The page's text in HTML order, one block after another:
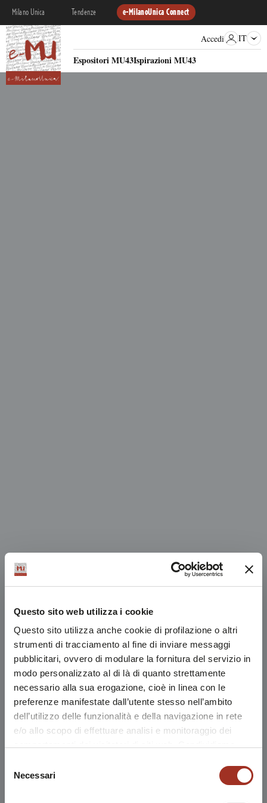
Questo sito web utilizza i cookie
Questo sito utilizza anche cookie di profilazione o altri
strumenti di tracciamento al fine di inviare messaggi
pubblicitari, ovvero di modulare la fornitura del servizio in
modo personalizzato al di là di quanto strettamente
necessario alla sua erogazione, cioè in linea con le
preferenze manifestate dall’utente stesso nell’ambito
dell’utilizzo delle funzionalità e della navigazione in rete
e/o allo scopo di effettuare analisi e monitoraggio dei
nostro sito, con i nostri partner che si occupano di analisi
dei dati web, pubblicità e social media, i quali potrebbero
delNecessari
Milano Unica Tendenze e-MilanoUnica Connect
Espositori MU43Ispirazioni MU43
Accedi IT